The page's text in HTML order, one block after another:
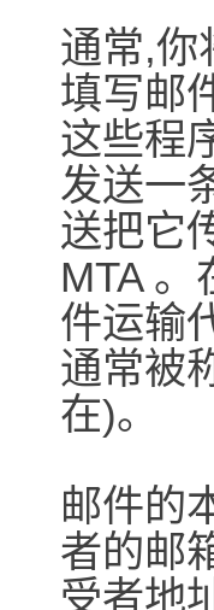
通常,你
填写邮
这些程
发送一
送把它
MTA
件运输
通常被
在)。
邮件的
者的邮
受者地